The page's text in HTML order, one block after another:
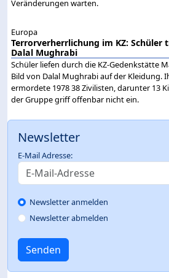
Veränderungen warten.
Europa
Terrorverherrlichung im KZ: Schüler
Dalal Mughrabi
Schüler liefen durch die KZ-Gedenkstätte
Bild von Dalal Mughrabi auf der Kleidung.
ermordete 1978 38 Zivilisten, darunter 13
der Gruppe griff offenbar nicht ein.
Newsletter
E-Mail Adresse:
Newsletter anmelden
Newsletter abmelden
Senden